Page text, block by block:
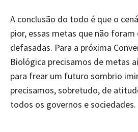
A conclusão do todo é que o
pior, essas metas que não
defasadas. Para a próxima
Biológica precisamos de metas
para frear um futuro sombrio
precisamos, sobretudo, de
todos os governos e sociedades.